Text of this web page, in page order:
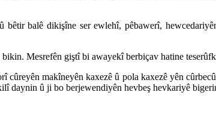
balê dikişîne ser ewlehî, pêbawerî,
Mesrefên giştî bi awayekî berbiçav hatine
makîneyên kaxezê û pola kaxezê yên
daynin û ji bo berjewendiyên hevbeş hevkariyê